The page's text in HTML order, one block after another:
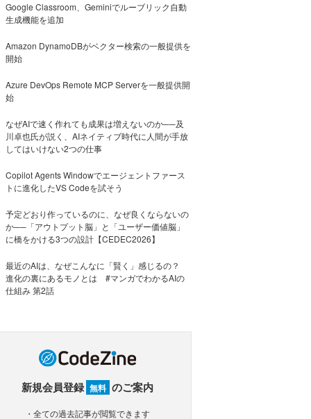
Google Classroom、Geminiでルーブリック自動
生成機能を追加
Amazon DynamoDBがベクター検索の一般提供を
開始
Azure DevOps Remote MCP Serverを一般提供開
始
なぜAIで速く作れても成果は増えないのか──及
川卓也氏が説く、AIネイティブ時代に人間が手放
してはいけない2つの仕事
Copilot Agents Windowでエージェントファース
トに進化したVS Codeを試そう
予定どおり作っているのに、なぜ良くならないの
か──「アウトプット脳」と「ユーザー価値脳」
に橋をかける3つの設計【CEDEC2026】
最近のAIは、なぜこんなに「賢く」感じるの？
進化の裏にあるモノとは #マンガでわかるAIの
仕組み 第2話
新規会員登録 無料 のご案内
・全ての過去記事が閲覧できます